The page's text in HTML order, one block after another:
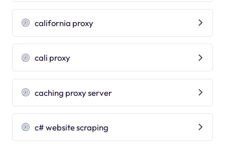
california proxy
cali proxy
caching proxy server
c# website scraping